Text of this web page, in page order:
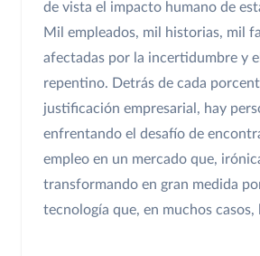
de vista el impacto humano de
Mil empleados, mil historias, mil
afectadas por la incertidumbre y
repentino. Detrás de cada
justificación empresarial, hay
enfrentando el desafío de
empleo en un mercado que,
transformando en gran medida
tecnología que, en muchos casos,